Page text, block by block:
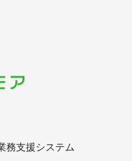
務支援システム